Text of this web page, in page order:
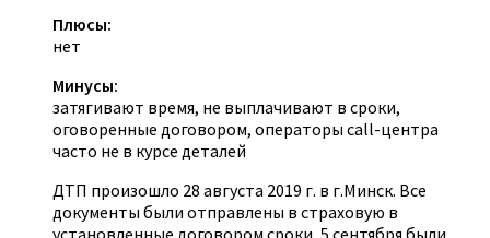
Плюсы:
нет
Минусы:
затягивают время, не выплачивают в сроки,
оговоренные договором, операторы call-центра
часто не в курсе деталей
ДТП произошло 28 августа 2019 г. в г.Минск. Все
документы были отправлены в страховую в
установленные договором сроки, 5 сентября были